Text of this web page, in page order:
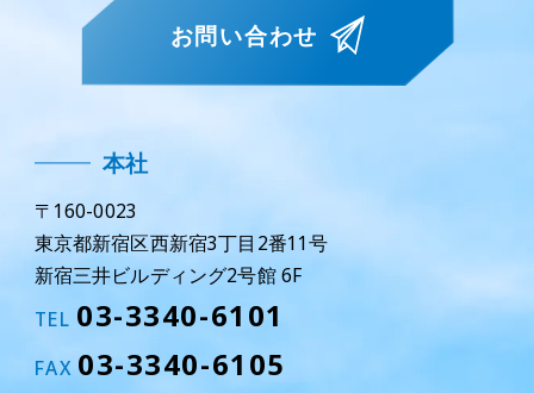
お問い合わせ
本社
〒160-0023
東京都新宿区西新宿3丁目2番11号
新宿三井ビルディング2号館 6F
TEL 03-3340-6101
FAX 03-3340-6105